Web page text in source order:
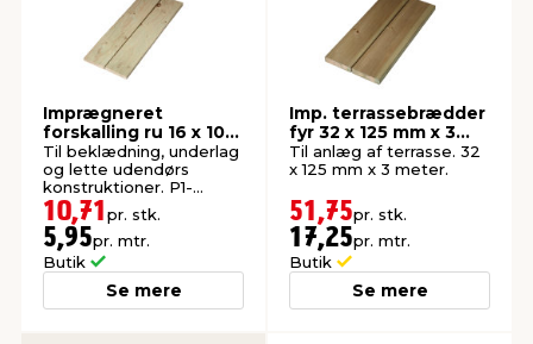
& ukrudt
& syltning
Imprægneret
forskalling ru 16 x 100
x 1800 mm
Til beklædning, underlag
og lette udendørs
konstruktioner. P1-
imprægneret gran.
10,71 pr. stk.
5,95pr. mtr.
Butik
Se mere
Imp. terrassebrædder
fyr 32 x 125 mm x 3
meter
Til anlæg af terrasse. 32
x 125 mm x 3 meter.
51,75pr. stk.
17,25pr. mtr.
Butik
Se mere